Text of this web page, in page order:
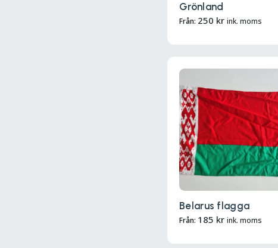
Grönland
Från: 250 kr ink. moms
Belarus flagga
Från: 185 kr ink. moms